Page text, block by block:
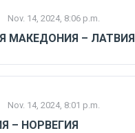
Nov. 14, 2024, 8:06 p.m.
МАКЕДОНИЯ – ЛАТВИЯ
Nov. 14, 2024, 8:01 p.m.
– НОРВЕГИЯ